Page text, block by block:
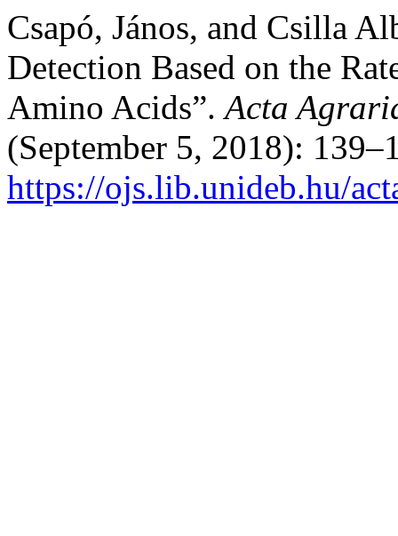
Csapó, János, and Csilla
Detection Based on the
Amino Acids”.Acta
(September 5, 2018):
https://ojs.lib.unideb.hu/